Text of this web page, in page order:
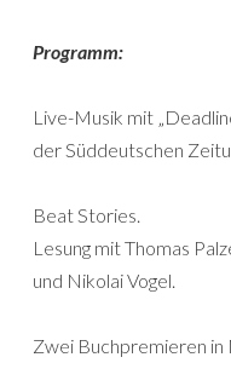
Programm:
Live-Musik mit
der Süddeutschen
Beat Stories.
Lesung mit Thomas
und Nikolai Vogel.
Zwei Buchpremieren in